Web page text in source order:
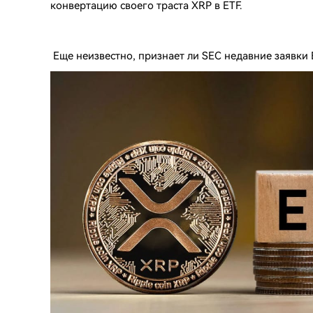
конвертацию своего траста XRP в ETF.
Еще неизвестно, признает ли SEC недавние заявки